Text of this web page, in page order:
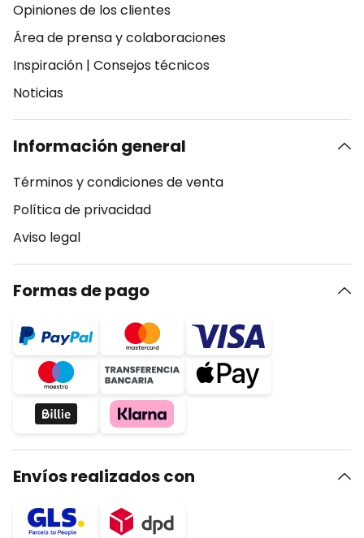
Opiniones de los clientes
Área de prensa y colaboraciones
Inspiración | Consejos técnicos
Noticias
Información general
Términos y condiciones de venta
Política de privacidad
Aviso legal
Formas de pago
Envíos realizados con